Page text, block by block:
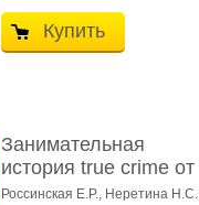
Купить
Занимательная
история true crime от
Гиппократа до � ...
Россинская Е.Р., Неретина Н.С.